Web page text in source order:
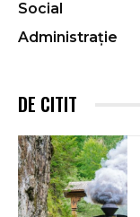
Social
Administrație
DE CITIT